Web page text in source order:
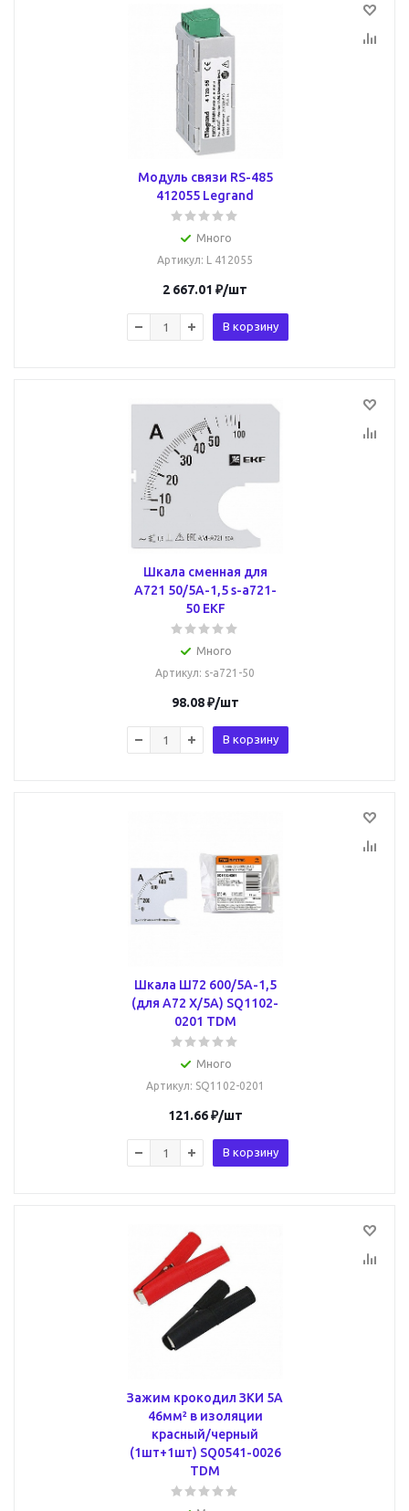
Модуль связи RS-485
412055 Legrand
Много
Артикул: L 412055
2 667.01 ₽/шт
В корзину
Шкала сменная для
A721 50/5А-1,5 s-a721-
50 EKF
Много
Артикул: s-a721-50
98.08₽/шт
В корзину
Шкала Ш72 600/5А-1,5
(для А72 Х/5А) SQ1102-
0201 TDM
Много
Артикул: SQ1102-0201
121.66₽/шт
В корзину
Зажим крокодил ЗКИ 5А
46мм² в изоляции
красный/черный
(1шт+1шт) SQ0541-0026
TDM